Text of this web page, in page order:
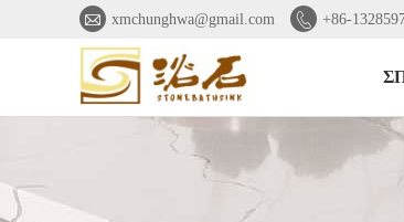
 xmchunghwa@gmail.com  +86-